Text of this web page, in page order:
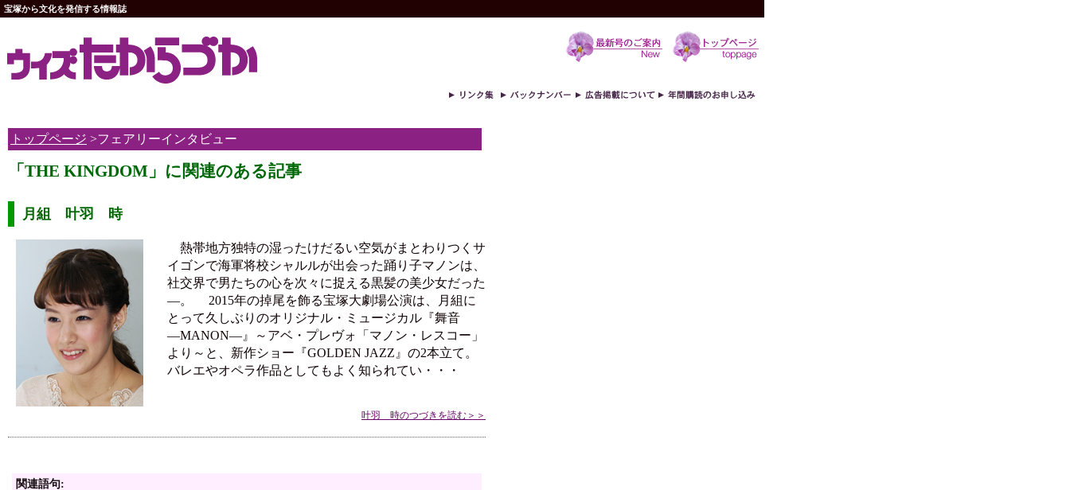
宝塚から文化を発信する情報誌
トップページ >フェアリーインタビュー
「THE KINGDOM」に関連のある記事
月組 叶羽 時
熱帯地方独特の湿ったけだるい空気がまとわりつくサ
イゴンで海軍将校シャルルが出会った踊り子マノンは、
社交界で男たちの心を次々に捉える黒髪の美少女だった
―。 2015年の掉尾を飾る宝塚大劇場公演は、月組に
とって久しぶりのオリジナル・ミュージカル『舞音
―MANON―』～アベ・プレヴォ「マノン・レスコー」
より～と、新作ショー『GOLDEN JAZZ』の2本立て。
バレエやオペラ作品としてもよく知られてい・・・
叶羽 時のつづきを読む＞＞
関連語句: